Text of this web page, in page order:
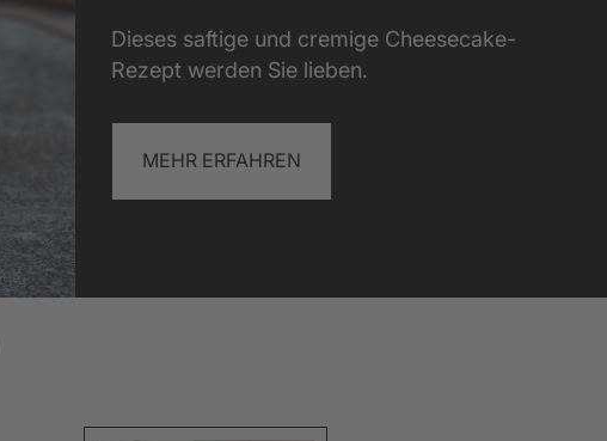
Rückblick Küchenschule
Mehr anzeigen
Dieses saftige und cremige Cheesecake-
Rezept werden Sie lieben.
MEHR ERFAHREN